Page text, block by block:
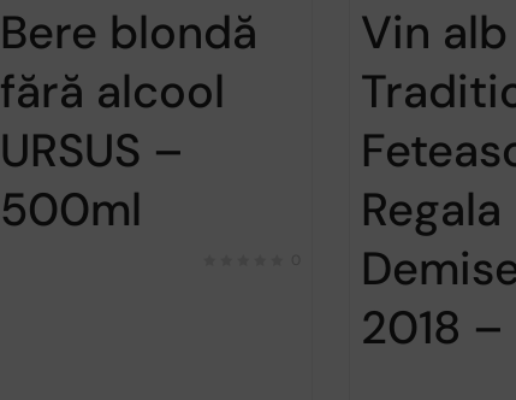
Bere blondă
fără alcool
URSUS –
500ml
Vin
Regala
2018